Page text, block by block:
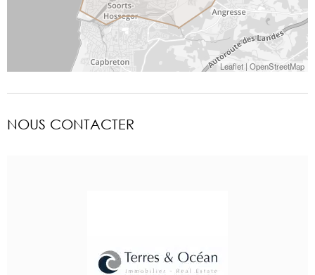
Leaflet | OpenStreetMap
NOUS CONTACTER